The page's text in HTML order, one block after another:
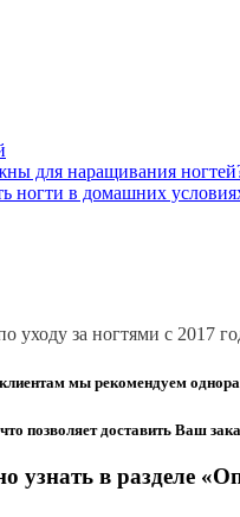
для наращивания
ногти в домашних
уходу за ногтями с 2017
мы рекомендуем
доставить Ваш
в разделе